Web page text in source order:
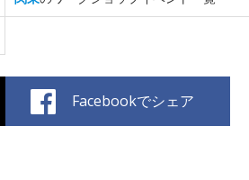
Facebookでシェア